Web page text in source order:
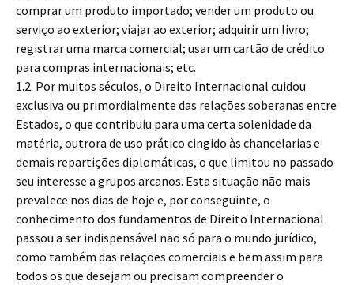
comprar um produto importado; vender um produto ou
serviço ao exterior; viajar ao exterior; adquirir um livro;
registrar uma marca comercial; usar um cartão de crédito
para compras internacionais; etc.
1.2. Por muitos séculos, o Direito Internacional cuidou
exclusiva ou primordialmente das relações soberanas entre
Estados, o que contribuiu para uma certa solenidade da
matéria, outrora de uso prático cingido às chancelarias e
demais repartições diplomáticas, o que limitou no passado
seu interesse a grupos arcanos. Esta situação não mais
prevalece nos dias de hoje e, por conseguinte, o
conhecimento dos fundamentos de Direito Internacional
passou a ser indispensável não só para o mundo jurídico,
como também das relações comerciais e bem assim para
todos os que desejam ou precisam compreender o